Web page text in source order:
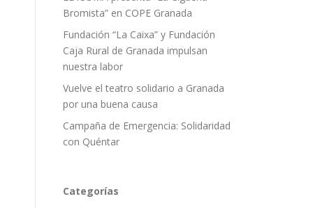
Bromista” en COPE Granada
Fundación “La Caixa” y Fundación
Caja Rural de Granada impulsan
nuestra labor
Vuelve el teatro solidario a Granada
por una buena causa
Campaña de Emergencia: Solidaridad
con Quéntar
Categorías